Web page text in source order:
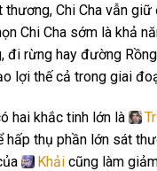
Chi Cha vẫn
Chi Cha sớm là khả
rừng hay đường
lợi thế cả trong giai
hai khắc tinh lớn là
hấp thụ phần lớn sát
Khải cũng làm